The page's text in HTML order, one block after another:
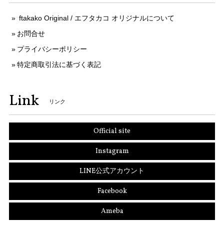
ftakako Original / エフタカコ オリジナルについて
お問合せ
プライバシーポリシー
特定商取引法に基づく表記
Link リンク
Official site
Instagram
LINE公式アカウント
Facebook
Ameba